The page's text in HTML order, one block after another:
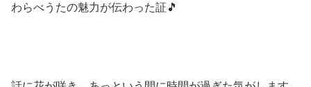
わらべうたの魅力が伝わった証🎵